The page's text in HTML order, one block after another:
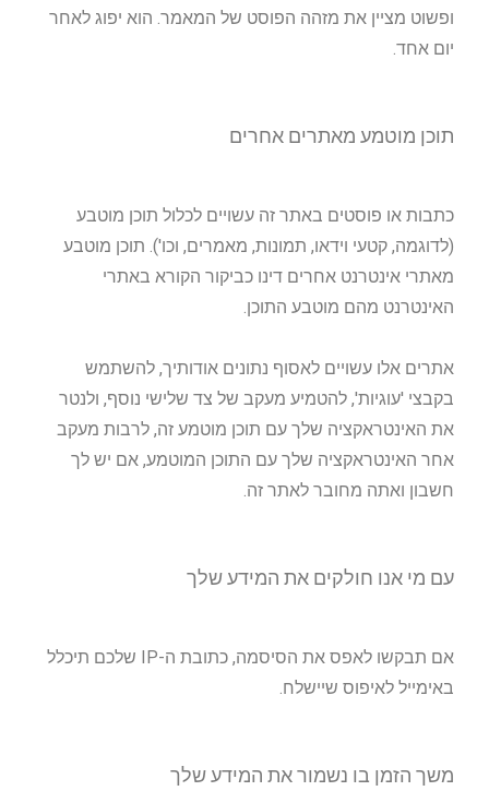
ופשוט מציין את מזהה הפוסט של המאמר. הוא יפוג לאחר
יום אחד.
תוכן מוטמע מאתרים אחרים
כתבות או פוסטים באתר זה עשויים לכלול תוכן מוטבע
(לדוגמה, קטעי וידאו, תמונות, מאמרים, וכו'). תוכן מוטבע
מאתרי אינטרנט אחרים דינו כביקור הקורא באתרי
האינטרנט מהם מוטבע התוכן.
אתרים אלו עשויים לאסוף נתונים אודותיך, להשתמש
בקבצי 'עוגיות', להטמיע מעקב של צד שלישי נוסף, ולנטר
את האינטראקציה שלך עם תוכן מוטמע זה, לרבות מעקב
אחר האינטראקציה שלך עם התוכן המוטמע, אם יש לך
חשבון ואתה מחובר לאתר זה.
עם מי אנו חולקים את המידע שלך
אם תבקשו לאפס את הסיסמה, כתובת ה-IP שלכם תיכלל
באימייל לאיפוס שיישלח.
משך הזמן בו נשמור את המידע שלך